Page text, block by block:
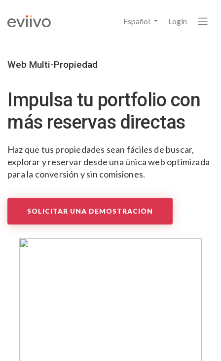
Español Login
Web Multi-Propiedad
Impulsa tu portfolio con
más reservas directas
Haz que tus propiedades sean fáciles de buscar,
explorar y reservar desde una única web optimizada
para la conversión y sin comisiones.
SOLICITAR UNA DEMOSTRACIÓN